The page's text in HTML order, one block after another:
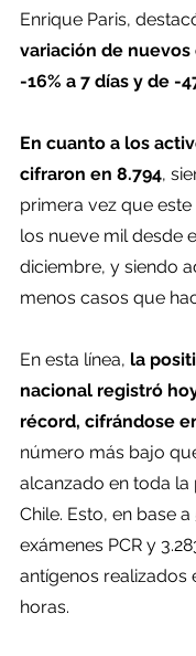
Enrique Paris,
variación de nuevos
-16% a 7 días y de -
En cuanto a los
cifraron en 8.794,
primera vez que
los nueve mil desde
diciembre, y siendo
menos casos que
En esta línea, la
nacional registró
récord, cifrándose
número más bajo
alcanzado en toda la
Chile. Esto, en base a
exámenes PCR y
antígenos realizados
horas.